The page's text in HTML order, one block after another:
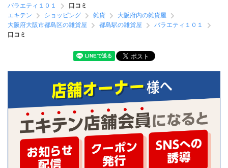
バラエティ１０１
口コミ
エキテン
ショッピング 雑貨
大阪府内の雑貨屋
大阪府大阪市都島区の雑貨屋
都島駅の雑貨屋
バラエティ１０１
口コミ